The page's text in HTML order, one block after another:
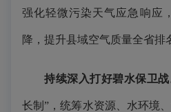
强化轻微污染天气应急响应
降，提升县域空气质量全省排
持续深入打好碧水保卫战
长制”，统筹水资源、水环境